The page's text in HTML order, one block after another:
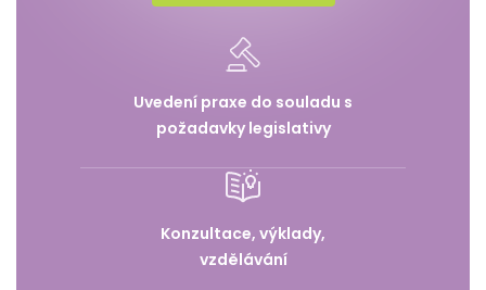
Uvedení praxe do souladu s
požadavky legislativy
Konzultace, výklady,
vzdělávání